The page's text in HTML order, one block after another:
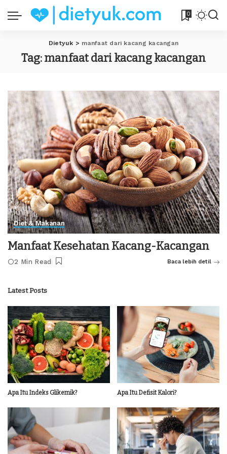
0
Dietyuk > manfaat dari kacang kacangan
Tag:manfaat dari kacang kacangan
Diet & Makanan
Manfaat Kesehatan Kacang-Kacangan
2 Min Read Baca lebih detil
Latest Posts
Apa Itu Indeks Glikemik? Apa Itu Defisit Kalori?